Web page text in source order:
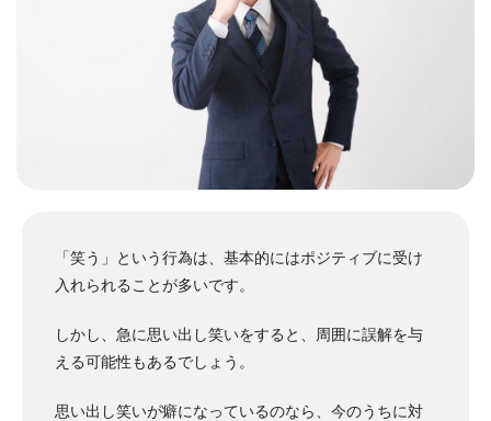
「笑う」という行為は、基本的にはポジティブに受け
入れられることが多いです。
しかし、急に思い出し笑いをすると、周囲に誤解を与
える可能性もあるでしょう。
思い出し笑いが癖になっているのなら、今のうちに対